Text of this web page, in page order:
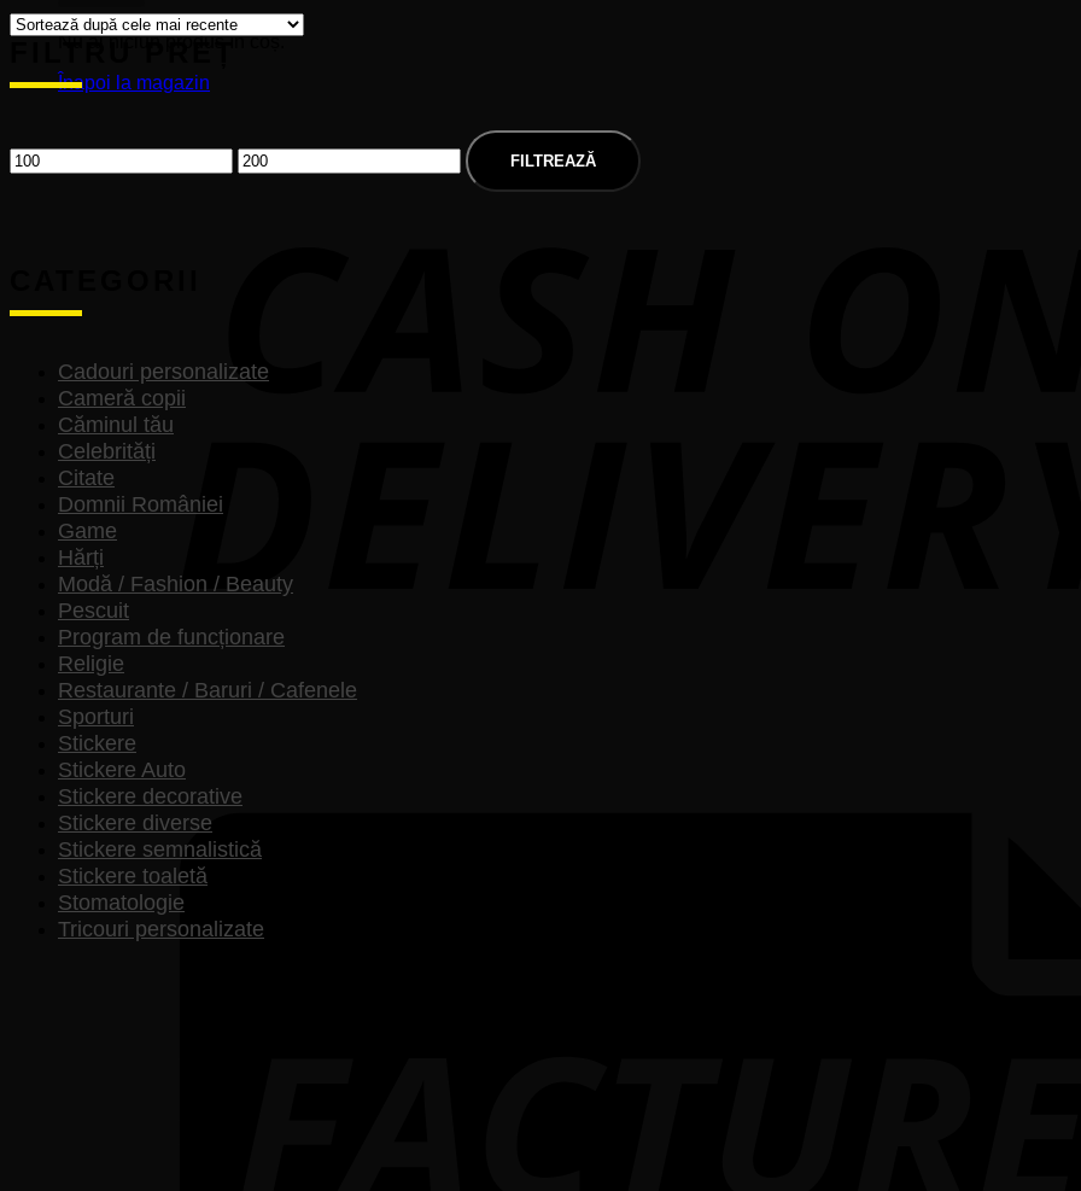
Nu ai niciun produs în coș.
Înapoi la magazin
minim
maxim
FILTREAZĂ
Cadouri personalizate
Cameră copii
Căminul tău
Celebrități
Citate
Domnii României
Game
Hărți
Modă / Fashion / Beauty
Pescuit
Program de funcționare
Religie
Restaurante / Baruri / Cafenele
Sporturi
Stickere
Stickere Auto
Stickere decorative
Stickere diverse
Stickere semnalistică
Stickere toaletă
Stomatologie
Tricouri personalizate